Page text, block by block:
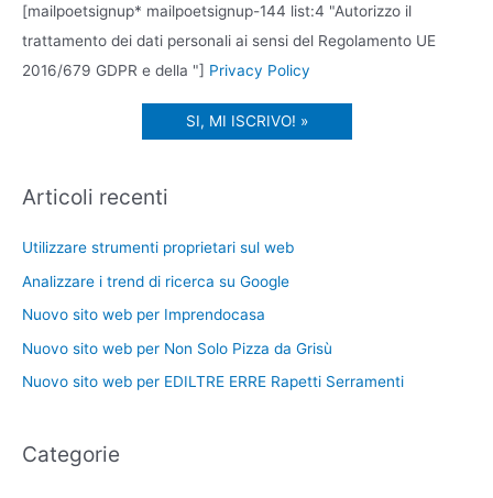
[mailpoetsignup* mailpoetsignup-144 list:4 "Autorizzo il
trattamento dei dati personali ai sensi del Regolamento UE
2016/679 GDPR e della "] Privacy Policy
Articoli recenti
Utilizzare strumenti proprietari sul web
Analizzare i trend di ricerca su Google
Nuovo sito web per Imprendocasa
Nuovo sito web per Non Solo Pizza da Grisù
Nuovo sito web per EDILTRE ERRE Rapetti Serramenti
Categorie